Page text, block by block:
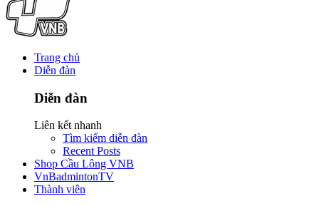
Trang chủ
Diễn đàn
Diễn đàn
Liên kết nhanh
Tìm kiếm diễn đàn
Recent Posts
Shop Cầu Lông VNB
VnBadmintonTV
Thành viên